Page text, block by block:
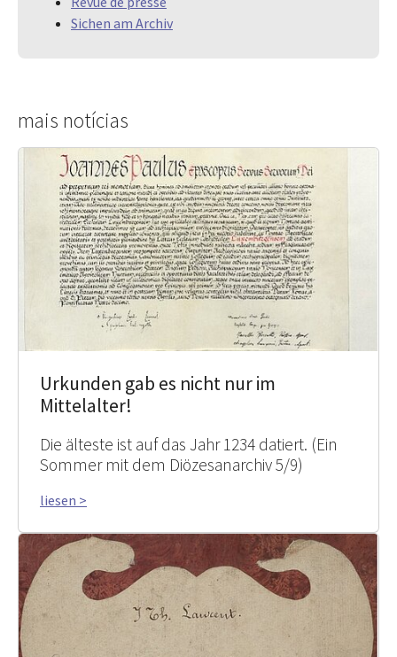
Sichen am Archiv
mais notícias
Urkunden gab es nicht nur im
Mittelalter!
Die älteste ist auf das Jahr 1234 datiert. (Ein
Sommer mit dem Diözesanarchiv 5/9)
liesen >